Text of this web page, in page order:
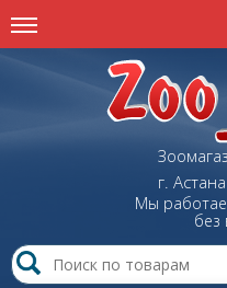
г. Астана
Мы
без